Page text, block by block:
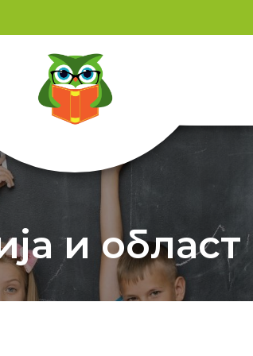
и област